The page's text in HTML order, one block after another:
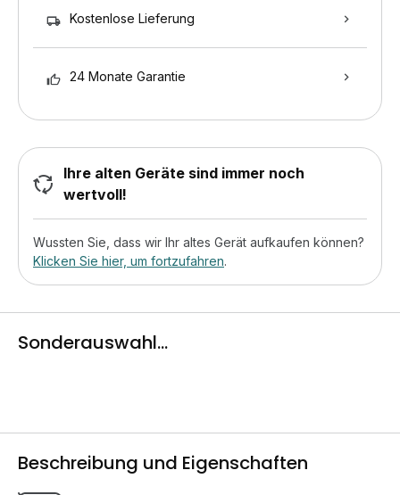
Kostenlose Lieferung
24 Monate Garantie
Ihre alten Geräte sind immer noch
wertvoll!
Wussten Sie, dass wir Ihr altes Gerät aufkaufen können?
Klicken Sie hier, um fortzufahren.
Sonderauswahl...
Beschreibung und Eigenschaften